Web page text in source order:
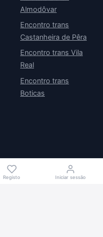
Registo Iniciar sessão
Almodôvar
Encontro trans
Castanheira de Pêra
Encontro trans Vila
Real
Encontro trans
Boticas